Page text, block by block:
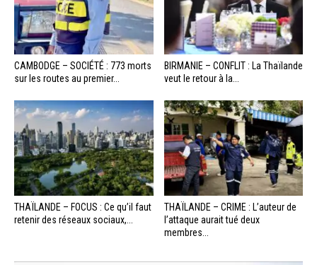
CAMBODGE – SOCIÉTÉ : 773 morts
sur les routes au premier...
BIRMANIE – CONFLIT : La Thaïlande
veut le retour à la...
THAÏLANDE – FOCUS : Ce qu’il faut
retenir des réseaux sociaux,...
THAÏLANDE – CRIME : L’auteur de
l’attaque aurait tué deux
membres...